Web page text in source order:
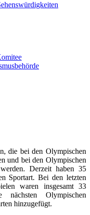
die bei den Olympischen
und bei den Olympischen
Derzeit haben 35
Sportart. Bei den letzten
waren insgesamt 33
Olympischen
hinzugefügt.